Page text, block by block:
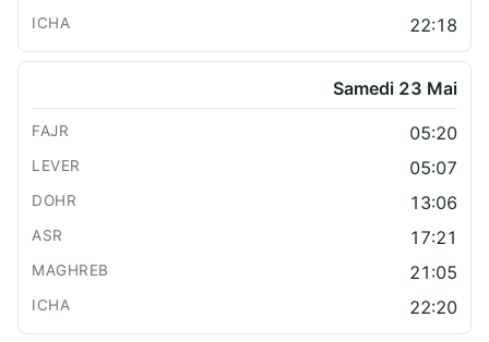
22:18
Samedi 23 Mai
05:20
05:07
13:06
17:21
21:05
22:20